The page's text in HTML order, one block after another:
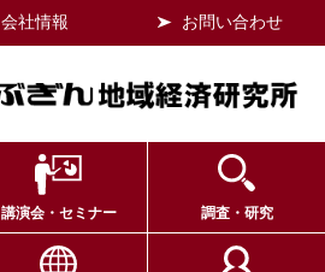
会社情報 お問い合わせ
講演会・セミナー 調査・研究